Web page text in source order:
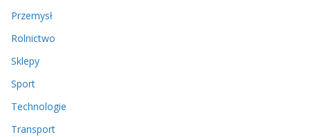
Przemysł
Rolnictwo
Sklepy
Sport
Technologie
Transport